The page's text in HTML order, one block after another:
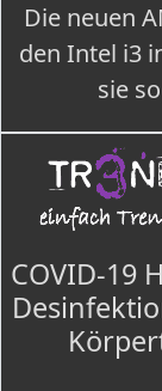
Die neuen
den Intel i3
sie
COVID-19